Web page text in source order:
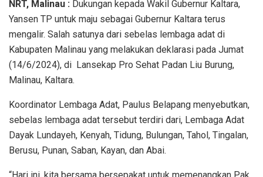
NRT, Malinau : Dukungan kepada Wakil Gubernur Kaltara,
Yansen TP untuk maju sebagai Gubernur Kaltara terus
mengalir. Salah satunya dari sebelas lembaga adat di
Kabupaten Malinau yang melakukan deklarasi pada Jumat
(14/6/2024), di Lansekap Pro Sehat Padan Liu Burung,
Malinau, Kaltara.
Koordinator Lembaga Adat, Paulus Belapang menyebutkan,
sebelas lembaga adat tersebut terdiri dari, Lembaga Adat
Dayak Lundayeh, Kenyah, Tidung, Bulungan, Tahol, Tingalan,
Berusu, Punan, Saban, Kayan, dan Abai.